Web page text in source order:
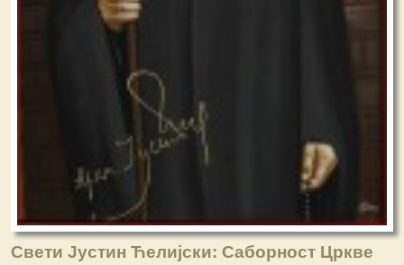
Свети Јустин Ћелијски: Саборност Цркве